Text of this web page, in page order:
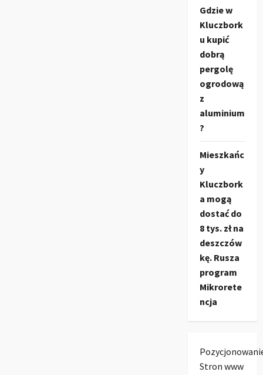
Gdzie w
Kluczbork
u kupić
dobrą
pergolę
ogrodową
z
aluminium
?
Mieszkańc
y
Kluczbork
a mogą
dostać do
8 tys. zł na
deszczów
kę. Rusza
program
Mikrorete
ncja
Stron www